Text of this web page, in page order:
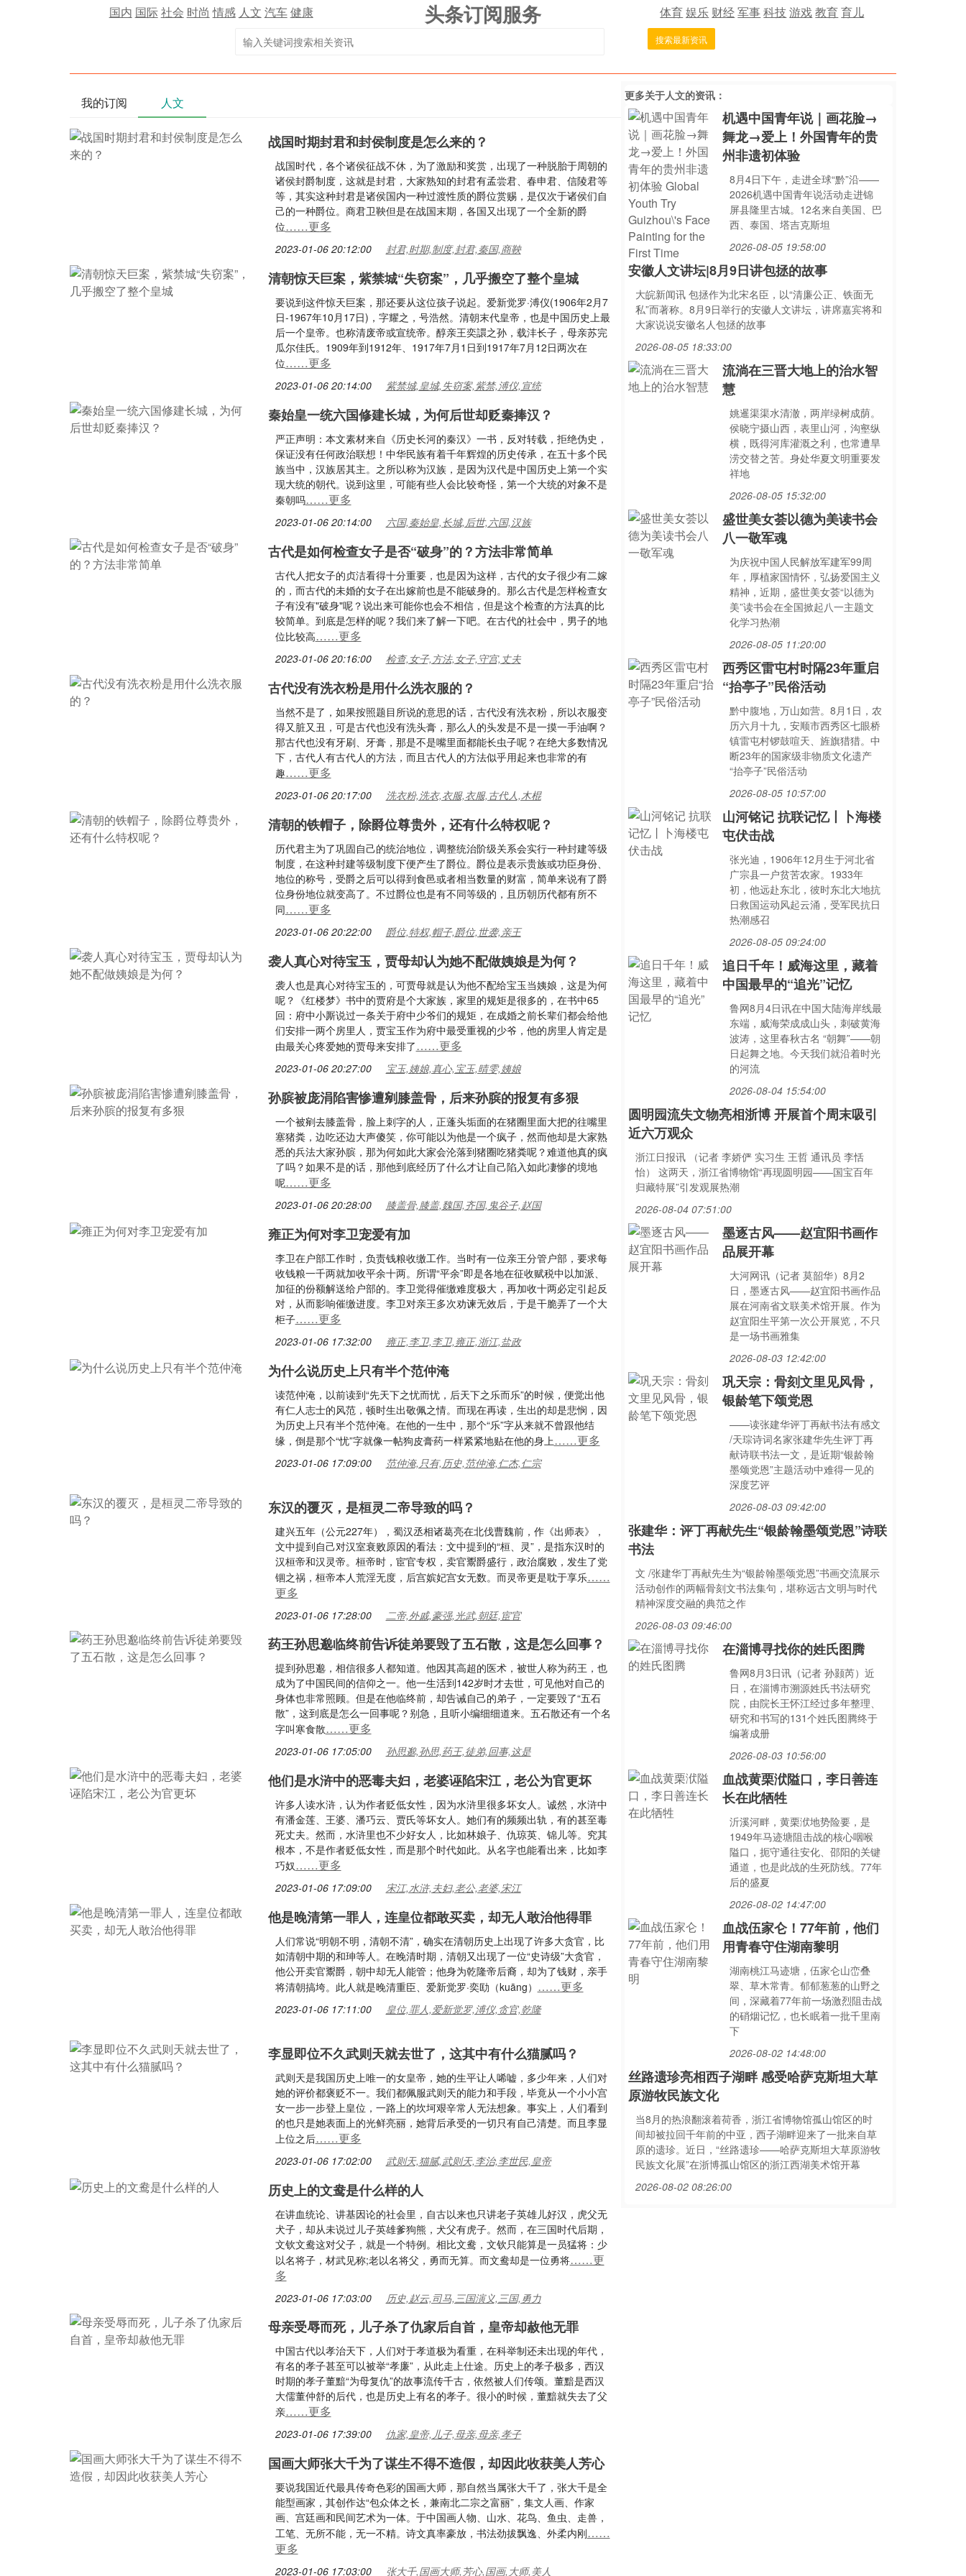
国内 国际社会 时尚 情感 人文 汽车健康 头条订阅服务 体育娱乐 财经军事科技游戏教育育儿
搜索最新资讯
我的订阅 人文
战国时期封君和封侯制度是怎么来的？
战国时代，各个诸侯征战不休，为了激励和奖赏，出现了一种脱胎于周朝的
诸侯封爵制度，这就是封君，大家熟知的封君有孟尝君、春申君、信陵君等
等，其实这种封君是诸侯国内一种过渡性质的爵位赏赐，是仅次于诸侯们自
己的一种爵位。商君卫鞅但是在战国末期，各国又出现了一个全新的爵
位……更多
2023-01-06 20:12:00 封君,时期,制度,封君,秦国,商鞅
清朝惊天巨案，紫禁城“失窃案”，几乎搬空了整个皇城
要说到这件惊天巨案，那还要从这位孩子说起。爱新觉罗·溥仪(1906年2月7
日-1967年10月17日)，字耀之，号浩然。清朝末代皇帝，也是中国历史上最
后一个皇帝。也称清废帝或宣统帝。醇亲王奕譞之孙，载沣长子，母亲苏完
瓜尔佳氏。1909年到1912年、1917年7月1日到1917年7月12日两次在
位……更多
2023-01-06 20:14:00 紫禁城,皇城,失窃案,紫禁,溥仪,宣统
秦始皇一统六国修建长城，为何后世却贬秦捧汉？
严正声明：本文素材来自《历史长河的秦汉》一书，反对转载，拒绝伪史，
保证没有任何政治联想！中华民族有着千年辉煌的历史传承，在五十多个民
族当中，汉族居其主。之所以称为汉族，是因为汉代是中国历史上第一个实
现大统的朝代。说到这里，可能有些人会比较奇怪，第一个大统的对象不是
秦朝吗……更多
2023-01-06 20:14:00 六国,秦始皇,长城,后世,六国,汉族
古代是如何检查女子是否“破身”的？方法非常简单
古代人把女子的贞洁看得十分重要，也是因为这样，古代的女子很少有二嫁
的，而古代的未婚的女子在出嫁前也是不能破身的。那么古代是怎样检查女
子有没有"破身"呢？说出来可能你也会不相信，但是这个检查的方法真的比
较简单。到底是怎样的呢？我们来了解一下吧。在古代的社会中，男子的地
位比较高……更多
2023-01-06 20:16:00 检查,女子,方法,女子,守宫,丈夫
古代没有洗衣粉是用什么洗衣服的？
当然不是了，如果按照题目所说的意思的话，古代没有洗衣粉，所以衣服变
得又脏又丑，可是古代也没有洗头膏，那么人的头发是不是一摸一手油啊？
那古代也没有牙刷、牙膏，那是不是嘴里面都能长虫子呢？在绝大多数情况
下，古代人有古代人的方法，而且古代人的方法似乎用起来也非常的有
趣……更多
2023-01-06 20:17:00 洗衣粉,洗衣,衣服,衣服,古代人,木棍
清朝的铁帽子，除爵位尊贵外，还有什么特权呢？
历代君主为了巩固自己的统治地位，调整统治阶级关系会实行一种封建等级
制度，在这种封建等级制度下便产生了爵位。爵位是表示贵族或功臣身份、
地位的称号，受爵之后可以得到食邑或者相当数量的财富，简单来说有了爵
位身份地位就变高了。不过爵位也是有不同等级的，且历朝历代都有所不
同……更多
2023-01-06 20:22:00 爵位,特权,帽子,爵位,世袭,亲王
袭人真心对待宝玉，贾母却认为她不配做姨娘是为何？
袭人也是真心对待宝玉的，可贾母就是认为他不配给宝玉当姨娘，这是为何
呢？《红楼梦》书中的贾府是个大家族，家里的规矩是很多的，在书中65
回：府中小厮说过一条关于府中少爷们的规矩，在成婚之前长辈们都会给他
们安排一两个房里人，贾宝玉作为府中最受重视的少爷，他的房里人肯定是
由最关心疼爱她的贾母来安排了……更多
2023-01-06 20:27:00 宝玉,姨娘,真心,宝玉,晴雯,姨娘
孙膑被庞涓陷害惨遭剜膝盖骨，后来孙膑的报复有多狠
一个被剜去膝盖骨，脸上刺字的人，正蓬头垢面的在猪圈里面大把的往嘴里
塞猪粪，边吃还边大声傻笑，你可能以为他是一个疯子，然而他却是大家熟
悉的兵法大家孙膑，那为何如此大家会沦落到猪圈吃猪粪呢？难道他真的疯
了吗？如果不是的话，那他到底经历了什么才让自己陷入如此凄惨的境地
呢……更多
2023-01-06 20:28:00 膝盖骨,膝盖,魏国,齐国,鬼谷子,赵国
雍正为何对李卫宠爱有加
李卫在户部工作时，负责钱粮收缴工作。当时有一位亲王分管户部，要求每
收钱粮一千两就加收平余十两。所谓“平余”即是各地在征收赋税中以加派、
加征的份额解送给户部的。李卫觉得催缴难度极大，再加收十两必定引起反
对，从而影响催缴进度。李卫对亲王多次劝谏无效后，于是干脆弄了一个大
柜子……更多
2023-01-06 17:32:00 雍正,李卫,李卫,雍正,浙江,盐政
为什么说历史上只有半个范仲淹
读范仲淹，以前读到“先天下之忧而忧，后天下之乐而乐”的时候，便觉出他
有仁人志士的风范，顿时生出敬佩之情。而现在再读，生出的却是悲悯，因
为历史上只有半个范仲淹。在他的一生中，那个“乐”字从来就不曾跟他结
缘，倒是那个“忧”字就像一帖狗皮膏药一样紧紧地贴在他的身上……更多
2023-01-06 17:09:00 范仲淹,只有,历史,范仲淹,仁杰,仁宗
东汉的覆灭，是桓灵二帝导致的吗？
建兴五年（公元227年），蜀汉丞相诸葛亮在北伐曹魏前，作《出师表》，
文中提到自己对汉室衰败原因的看法：文中提到的“桓、灵”，是指东汉时的
汉桓帝和汉灵帝。桓帝时，宦官专权，卖官鬻爵盛行，政治腐败，发生了党
锢之祸，桓帝本人荒淫无度，后宫嫔妃宫女无数。而灵帝更是耽于享乐……
更多
2023-01-06 17:28:00 二帝,外戚,豪强,光武,朝廷,宦官
药王孙思邈临终前告诉徒弟要毁了五石散，这是怎么回事？
提到孙思邈，相信很多人都知道。他因其高超的医术，被世人称为药王，也
成为了中国民间的信仰之一。他一生活到142岁时才去世，可见他对自己的
身体也非常照顾。但是在他临终前，却告诫自己的弟子，一定要毁了“五石
散”，这到底是怎么一回事呢？别急，且听小编细细道来。五石散还有一个名
字叫寒食散……更多
2023-01-06 17:05:00 孙思邈,孙思,药王,徒弟,回事,这是
他们是水浒中的恶毒夫妇，老婆诬陷宋江，老公为官更坏
许多人读水浒，认为作者贬低女性，因为水浒里很多坏女人。诚然，水浒中
有潘金莲、王婆、潘巧云、贾氏等坏女人。她们有的频频出轨，有的甚至毒
死丈夫。然而，水浒里也不少好女人，比如林娘子、仇琼英、锦儿等。究其
根本，不是作者贬低女性，而是那个时代如此。从名字也能看出来，比如李
巧奴……更多
2023-01-06 17:09:00 宋江,水浒,夫妇,老公,老婆,宋江
他是晚清第一罪人，连皇位都敢买卖，却无人敢治他得罪
人们常说“明朝不明，清朝不清”，确实在清朝历史上出现了许多大贪官，比
如清朝中期的和珅等人。在晚清时期，清朝又出现了一位“史诗级”大贪官，
他公开卖官鬻爵，朝中却无人能管；他身为乾隆帝后裔，却为了钱财，亲手
将清朝搞垮。此人就是晚清重臣、爱新觉罗·奕劻（kuāng） ……更多
2023-01-06 17:11:00 皇位,罪人,爱新觉罗,溥仪,贪官,乾隆
李显即位不久武则天就去世了，这其中有什么猫腻吗？
武则天是我国历史上唯一的女皇帝，她的生平让人唏嘘，多少年来，人们对
她的评价都褒贬不一。我们都佩服武则天的能力和手段，毕竟从一个小小宫
女一步一步登上皇位，一路上的坎坷艰辛常人无法想象。事实上，人们看到
的也只是她表面上的光鲜亮丽，她背后承受的一切只有自己清楚。而且李显
上位之后……更多
2023-01-06 17:02:00 武则天,猫腻,武则天,李治,李世民,皇帝
历史上的文鸯是什么样的人
在讲血统论、讲基因论的社会里，自古以来也只讲老子英雄儿好汉，虎父无
犬子，却从未说过儿子英雄爹狗熊，犬父有虎子。然而，在三国时代后期，
文钦文鸯这对父子，就是一个特例。相比文鸯，文钦只能算是一员猛将：少
以名将子，材武见称;老以名将父，勇而无算。而文鸯却是一位勇将……更
多
2023-01-06 17:03:00 历史,赵云,司马,三国演义,三国,勇力
母亲受辱而死，儿子杀了仇家后自首，皇帝却赦他无罪
中国古代以孝治天下，人们对于孝道极为看重，在科举制还未出现的年代，
有名的孝子甚至可以被举“孝廉”，从此走上仕途。历史上的孝子极多，西汉
时期的孝子董黯“为母复仇”的故事流传千古，依然被人们传颂。董黯是西汉
大儒董仲舒的后代，也是历史上有名的孝子。很小的时候，董黯就失去了父
亲……更多
2023-01-06 17:39:00 仇家,皇帝,儿子,母亲,母亲,孝子
国画大师张大千为了谋生不得不造假，却因此收获美人芳心
要说我国近代最具传奇色彩的国画大师，那自然当属张大千了，张大千是全
能型画家，其创作达“包众体之长，兼南北二宗之富丽”，集文人画、作家
画、宫廷画和民间艺术为一体。于中国画人物、山水、花鸟、鱼虫、走兽，
工笔、无所不能，无一不精。诗文真率豪放，书法劲拔飘逸、外柔内刚……
更多
2023-01-06 17:03:00 张大千,国画大师,芳心,国画,大师,美人
更多关于人文的资讯：
机遇中国青年说｜画花脸→
舞龙→爱上！外国青年的贵
州非遗初体验
8月4日下午，走进全球“黔”沿——
2026机遇中国青年说活动走进锦
屏县隆里古城。12名来自美国、巴
西、泰国、塔吉克斯坦
2026-08-05 19:58:00
安徽人文讲坛|8月9日讲包拯的故事
大皖新闻讯 包拯作为北宋名臣，以“清廉公正、铁面无
私”而著称。8月9日举行的安徽人文讲坛，讲席嘉宾将和
大家说说安徽名人包拯的故事
2026-08-05 18:33:00
流淌在三晋大地上的治水智
慧
姚暹渠渠水清澈，两岸绿树成荫。
侯晓宁摄山西，表里山河，沟壑纵
横，既得河库灌溉之利，也常遭旱
涝交替之苦。身处华夏文明重要发
祥地
2026-08-05 15:32:00
盛世美女荟以德为美读书会
八一敬军魂
为庆祝中国人民解放军建军99周
年，厚植家国情怀，弘扬爱国主义
精神，近期，盛世美女荟“以德为
美”读书会在全国掀起八一主题文
化学习热潮
2026-08-05 11:20:00
西秀区雷屯村时隔23年重启
“抬亭子”民俗活动
黔中腹地，万山如营。8月1日，农
历六月十九，安顺市西秀区七眼桥
镇雷屯村锣鼓喧天、旌旗猎猎。中
断23年的国家级非物质文化遗产
“抬亭子”民俗活动
2026-08-05 10:57:00
山河铭记 抗联记忆丨卜海楼
屯伏击战
张光迪，1906年12月生于河北省
广宗县一户贫苦农家。1933年
初，他远赴东北，彼时东北大地抗
日救国运动风起云涌，受军民抗日
热潮感召
2026-08-05 09:24:00
追日千年！威海这里，藏着
中国最早的“追光”记忆
鲁网8月4日讯在中国大陆海岸线最
东端，威海荣成成山头，刺破黄海
波涛，这里春秋古名 “朝舞”——朝
日起舞之地。今天我们就沿着时光
的河流
2026-08-04 15:54:00
圆明园流失文物亮相浙博 开展首个周末吸引
近六万观众
浙江日报讯 （记者 李娇俨 实习生 王哲 通讯员 李恬
怡） 这两天，浙江省博物馆“再现圆明园——国宝百年
归藏特展”引发观展热潮
2026-08-04 07:51:00
墨逐古风——赵宜阳书画作
品展开幕
大河网讯（记者 莫韶华）8月2
日，墨逐古风——赵宜阳书画作品
展在河南省文联美术馆开展。作为
赵宜阳生平第一次公开展览，不只
是一场书画雅集
2026-08-03 12:42:00
巩天宗：骨刻文里见风骨，
银龄笔下颂党恩
——读张建华评丁再献书法有感文
/天琮诗词名家张建华先生评丁再
献诗联书法一文，是近期“银龄翰
墨颂党恩”主题活动中难得一见的
深度艺评
2026-08-03 09:42:00
张建华：评丁再献先生“银龄翰墨颂党恩”诗联
书法
文 /张建华丁再献先生为“银龄翰墨颂党恩”书画交流展示
活动创作的两幅骨刻文书法集句，堪称远古文明与时代
精神深度交融的典范之作
2026-08-03 09:46:00
在淄博寻找你的姓氏图腾
鲁网8月3日讯（记者 孙颢芮）近
日，在淄博市溯源姓氏书法研究
院，由院长王怀江经过多年整理、
研究和书写的131个姓氏图腾终于
编著成册
2026-08-03 10:56:00
血战黄栗洑隘口，李日善连
长在此牺牲
沂溪河畔，黄栗洑地势险要，是
1949年马迹塘阻击战的核心咽喉
隘口，扼守通往安化、邵阳的关键
通道，也是此战的生死防线。77年
后的盛夏
2026-08-02 14:47:00
血战伍家仑！77年前，他们
用青春守住湖南黎明
湖南桃江马迹塘，伍家仑山峦叠
翠、草木常青。郁郁葱葱的山野之
间，深藏着77年前一场激烈阻击战
的硝烟记忆，也长眠着一批千里南
下
2026-08-02 14:48:00
丝路遗珍亮相西子湖畔 感受哈萨克斯坦大草
原游牧民族文化
当8月的热浪翻滚着荷香，浙江省博物馆孤山馆区的时
间却被拉回千年前的中亚，西子湖畔迎来了一批来自草
原的遗珍。近日，“丝路遗珍——哈萨克斯坦大草原游牧
民族文化展”在浙博孤山馆区的浙江西湖美术馆开幕
2026-08-02 08:26:00